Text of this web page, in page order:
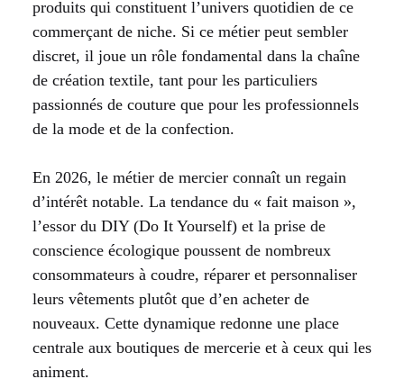
produits qui constituent l’univers quotidien de ce
commerçant de niche. Si ce métier peut sembler
discret, il joue un rôle fondamental dans la chaîne
de création textile, tant pour les particuliers
passionnés de couture que pour les professionnels
de la mode et de la confection.
En 2026, le métier de mercier connaît un regain
d’intérêt notable. La tendance du « fait maison »,
l’essor du DIY (Do It Yourself) et la prise de
conscience écologique poussent de nombreux
consommateurs à coudre, réparer et personnaliser
leurs vêtements plutôt que d’en acheter de
nouveaux. Cette dynamique redonne une place
centrale aux boutiques de mercerie et à ceux qui les
animent.